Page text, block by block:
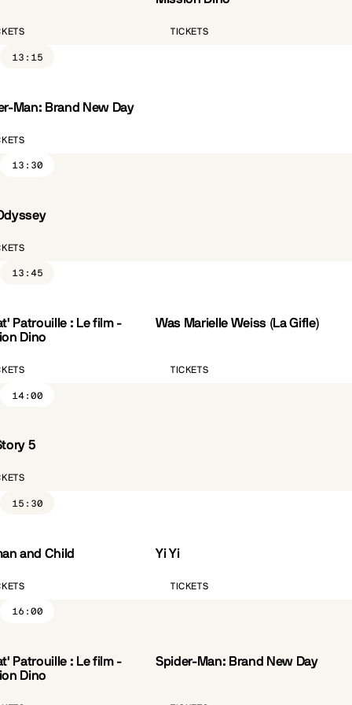
TICKETS
13:15
Man: Brand New Day
13:30
13:45
Patrouille : Le film -
Dino
Was Marielle Weiss (La Gifle)
VO.ST.FR CÔTÉ PARC
TICKETS
14:00
5
15:30
and Child
CÔTÉ PARC Yi YiVO.ST.FR
TICKETS
16:00
Patrouille : Le film -
Dino
Spider-Man: Brand New Day
VO.ST.FR